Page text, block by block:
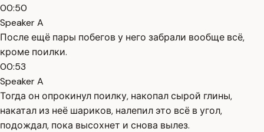
00:50
Speaker A
После ещё пары побегов у него забрали вообще всё,
кроме поилки.
00:53
Speaker A
Тогда он опрокинул поилку, накопал сырой глины,
накатал из неё шариков, налепил это всё в угол,
подождал, пока высохнет и снова вылез.